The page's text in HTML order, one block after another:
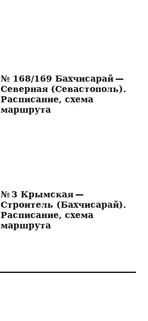
№ 168/169 Бахчисарай —
Северная (Севастополь).
Расписание, схема
маршрута
№ 3 Крымская —
Строитель (Бахчисарай).
Расписание, схема
маршрута